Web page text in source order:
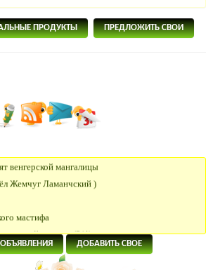
ПРОДУКТЫ ПРЕДЛОЖИТЬ СВОИ
венгерской мангалицы
Жемчуг Ламанчский )
мастифа
овчарки(3/4)
породы
ДОБАВИТЬ СВОЕ